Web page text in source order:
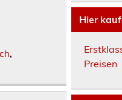
,
Hier
Preisen